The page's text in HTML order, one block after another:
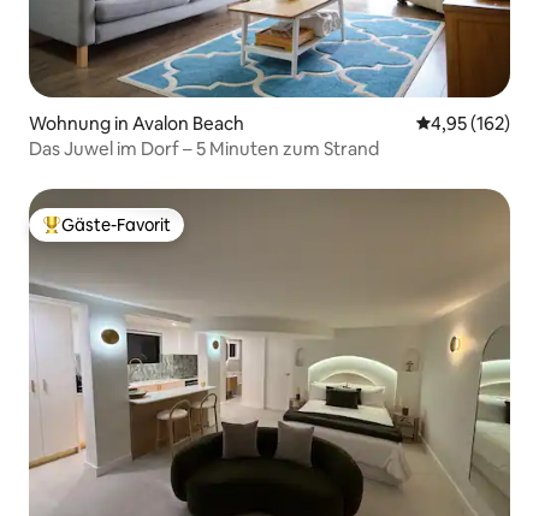
Wohnung in Avalon Beach
4,95 (162)
Das Juwel im Dorf – 5 Minuten zum Strand
Beliebter Gäste-Favorit.
Gäste-Favorit